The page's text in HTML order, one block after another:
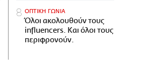
ΟΠΤΙΚΗ ΓΩΝΙΑ
Όλοι ακολουθούν τους
influencers. Και όλοι τους
περιφρονούν.